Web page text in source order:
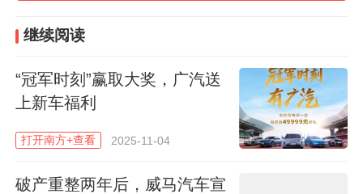
在内饰方面，2026款起亚奕跑新增了灰色内
配色，为年轻用户带来更丰富与个性化的选
择。合理的空间布局加上2570mm的轴距，
让前后排的乘坐体验足够宽敞。此外，2026
继续阅读
“冠军时刻”赢取大奖，广汽送
上新车福利
打开南方+查看 2025-11-04
破产重整两年后，威马汽车宣